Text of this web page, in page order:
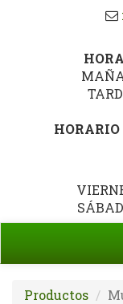
HORARIO
Productos